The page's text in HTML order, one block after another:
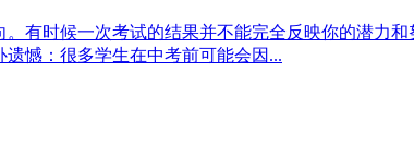
有时候一次考试的结果并不能完全反映你的潜力
憾：很多学生在中考前可能会因...